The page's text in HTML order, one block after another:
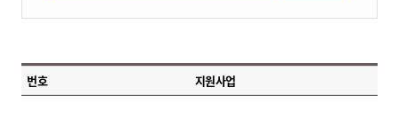
번호 지원사업